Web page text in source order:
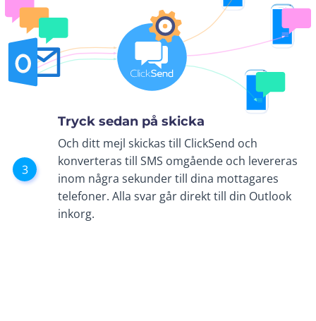
Tryck sedan på skicka
Och ditt mejl skickas till ClickSend och
konverteras till SMS omgående och levereras
inom några sekunder till dina mottagares
telefoner. Alla svar går direkt till din Outlook
inkorg.